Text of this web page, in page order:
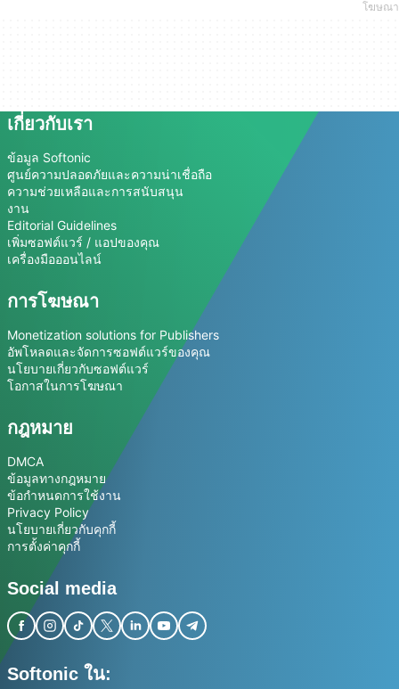
เกี่ยวกับเรา
ข้อมูล Softonic
ศูนย์ความปลอดภัยและความน่าเชื่อถือ
ความช่วยเหลือและการสนับสนุน
งาน
Editorial Guidelines
เพิ่มซอฟต์แวร์ / แอปของคุณ
เครื่องมือออนไลน์
การโฆษณา
Monetization solutions for Publishers
อัพโหลดและจัดการซอฟต์แวร์ของคุณ
นโยบายเกี่ยวกับซอฟต์แวร์
โอกาสในการโฆษณา
กฎหมาย
DMCA
ข้อมูลทางกฎหมาย
ข้อกำหนดการใช้งาน
Privacy Policy
นโยบายเกี่ยวกับคุกกี้
การตั้งค่าคุกกี้
Social media
Softonic ใน: